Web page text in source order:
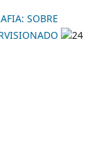
SOBRE
24